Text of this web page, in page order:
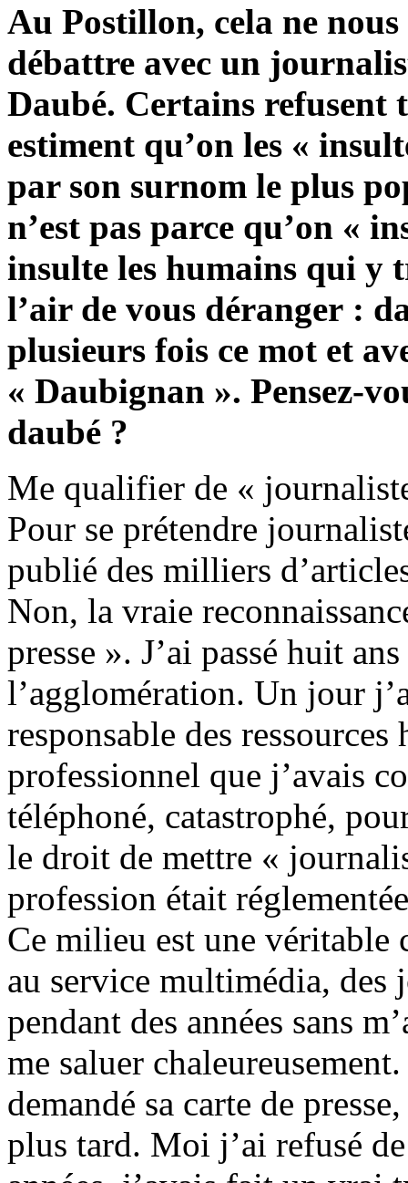
Au Postillon, cela ne
débattre avec un
Daubé. Certains refusent
estiment qu’on les «
par son surnom le plus
n’est pas parce qu’on «
insulte les humains qui y
l’air de vous déranger :
plusieurs fois ce mot et
« Daubignan ».
daubé ?
Me qualifier de «
Pour se prétendre
publié des milliers
Non, la vraie
presse ». J’ai passé huit
l’agglomération. Un jour
responsable des
professionnel que j’avais
téléphoné, catastrophé,
le droit de mettre «
profession était
Ce milieu est une véritable
au service multimédia, des
pendant des années sans
me saluer
demandé sa carte de
plus tard. Moi j’ai refusé